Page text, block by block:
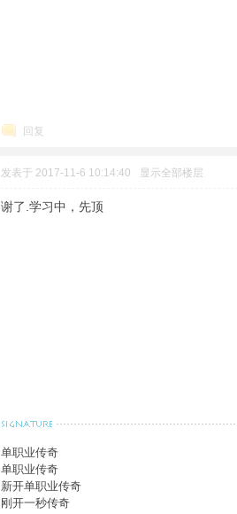
回复
发表于 2017-11-6 10:14:40 显示全部楼层
谢了.学习中，先顶
单职业传奇
单职业传奇
新开单职业传奇
刚开一秒传奇